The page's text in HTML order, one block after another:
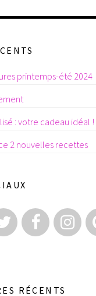
printemps-été 2024
: votre cadeau idéal !
2 nouvelles recettes
RÉCENTS